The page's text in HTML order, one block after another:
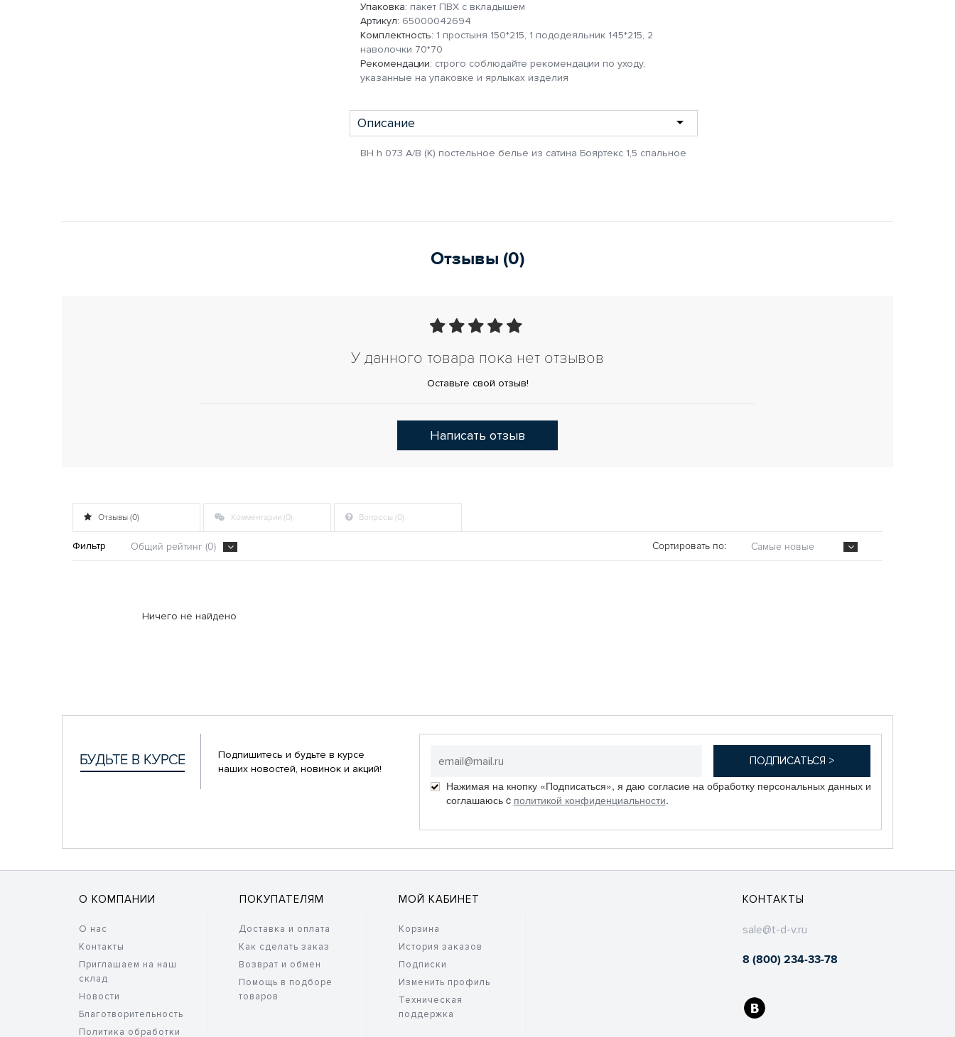
Упаковка: пакет ПВХ с вкладышем
Артикул: 65000042694
Комплектность: 1 простыня 150*215, 1 пододеяльник 145*215, 2
наволочки 70*70
Рекомендации: строго соблюдайте рекомендации по уходу,
указанные на упаковке и ярлыках изделия
Описание
BH h 073 A/B (K) постельное белье из сатина Бояртекс 1,5 спальное
Отзывы (0)
У данного товара пока нет отзывов
Оставьте свой отзыв!
Написать отзыв
Отзывы (0) Комментарии (0) Вопросы (0)
Фильтр Общий рейтинг (0) Сортировать по: Самые новые
Ничего не найдено
Подпишитесь и будьте в курсе
наших новостей, новинок и акций!
Нажимая на кнопку «Подписаться», я даю согласие на обработку персональных данных и
соглашаюсь c политикой конфиденциальности.
О КОМПАНИИ
О нас
Контакты
Приглашаем на наш
склад
Новости
Благотворительность
Политика обработки
ПОКУПАТЕЛЯМ
Доставка и оплата
Как сделать заказ
Возврат и обмен
Помощь в подборе
товаров
МОЙ КАБИНЕТ
Корзина
История заказов
Подписки
Изменить профиль
Техническая
поддержка
КОНТАКТЫ
sale@t-d-v.ru
8 (800) 234-33-78